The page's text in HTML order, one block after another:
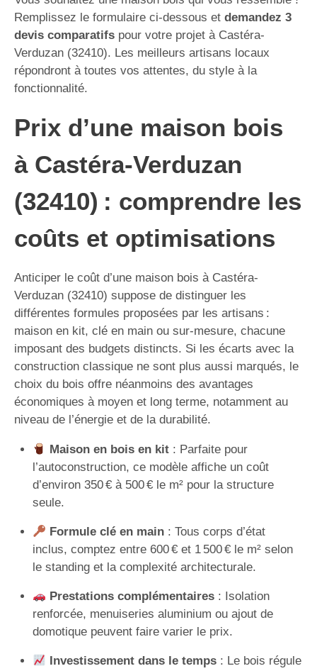
Remplissez le formulaire ci-dessous et demandez 3
devis comparatifs pour votre projet à Castéra-
Verduzan (32410). Les meilleurs artisans locaux
répondront à toutes vos attentes, du style à la
fonctionnalité.
Prix d’une maison bois
à Castéra-Verduzan
(32410) : comprendre les
coûts et optimisations
Anticiper le coût d’une maison bois à Castéra-
Verduzan (32410) suppose de distinguer les
différentes formules proposées par les artisans :
maison en kit, clé en main ou sur-mesure, chacune
imposant des budgets distincts. Si les écarts avec la
construction classique ne sont plus aussi marqués, le
choix du bois offre néanmoins des avantages
économiques à moyen et long terme, notamment au
niveau de l’énergie et de la durabilité.
Maison en bois en kit: Parfaite pour
l’autoconstruction, ce modèle affiche un coût
d’environ 350 € à 500 € le m² pour la structure
seule.
Formule clé en main: Tous corps d’état
inclus, comptez entre 600 € et 1 500 € le m² selon
le standing et la complexité architecturale.
Prestations complémentaires: Isolation
renforcée, menuiseries aluminium ou ajout de
domotique peuvent faire varier le prix.
Investissement dans le temps: Le bois régule